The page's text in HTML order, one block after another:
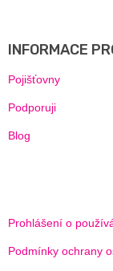
INFORMACE
Pojišťovny
Podporuji
Blog
Prohlášení o
Podmínky ochrany